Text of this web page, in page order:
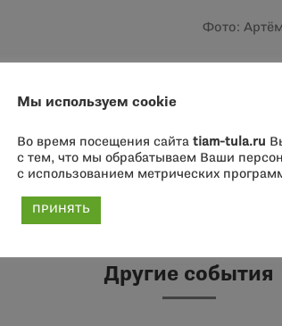
Фото:
Другие события
Мы используем cookie
Во время посещения сайта tiam-tula.ru
с тем, что мы обрабатываем Ваши
с использованием метрических
ПРИНЯТЬ